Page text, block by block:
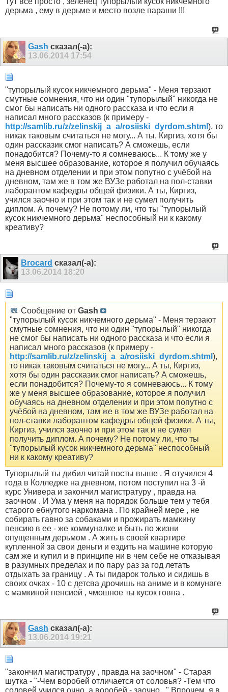
дерьма , ему в дерьме и место возле параши !!!
Gash сказал(-а):
13.06.2014 17:54
"тупорылый кусок никчемного дерьма" - Меня терзают
смутные сомнения, что ни один "тупорылый" никогда не
смог бы написать ни одного рассказа и что если я
написал много рассказов (к примеру -
http://samlib.ru/z/zelinskij_a_a/rosiiski_dyrdom.shtml ), то
никак таковым считаться не могу... А ты, Киргиз, хотя бы
один рассказик смог написать? А сможешь, если
понадобится? Почему-то я сомневаюсь... К тому же у
меня высшее образование, которое я получил обучаясь
на дневном отделении и при этом попутно с учёбой на
дневном, там же в том же ВУЗе работал на пол-ставки
лаборантом кафедры общей физики. А ты, Киргиз,
учился заочно и при этом так и не сумел получить
диплом. А почему? Не потому ли, что ты "тупорылый
кусок никчемного дерьма" неспособный ни к какому
креативу?
Brocard сказал(-а):
13.06.2014 18:20
Сообщение от Gash
"тупорылый кусок никчемного дерьма" - Меня терзают
смутные сомнения, что ни один "тупорылый" никогда
не смог бы написать ни одного рассказа и что если я
написал много рассказов (к примеру -
http://samlib.ru/z/zelinskij_a_a/rosiiski_dyrdom.shtml ),
то никак таковым считаться не могу... А ты, Киргиз,
хотя бы один рассказик смог написать? А сможешь,
если понадобится? Почему-то я сомневаюсь... К тому
же у меня высшее образование, которое я получил
обучаясь на дневном отделении и при этом попутно с
учёбой на дневном, там же в том же ВУЗе работал на
пол-ставки лаборантом кафедры общей физики. А ты,
Киргиз, учился заочно и при этом так и не сумел
получить диплом. А почему? Не потому ли, что ты
"тупорылый кусок никчемного дерьма" неспособный
ни к какому креативу?
Тупорылый ты дибил читай посты выше . Я отучился 4
года в Колледже на дневном, потом поступил на 3 -й
курс Универа и закончил магистратуру , правда на
заочном . И Ума у меня на порядок больше тем у тебя
старого ебнутого наркомана . По крайней мере , не
собирать гавно за собаками и прожирать мамкину
пенсию в ее - же коммуналке и быть по жизни
опущенным дерьмом . А жить в своей квартире
купленной за свои деньги и ездить на машине которую
сам же и купил и в принципе ни в чем себе не отказывая
в разумных пределах и по пару раз за год летать
отдыхать за границу . А ты пидарок только и сидишь в
своих очках - 10 с детсва дрочишь на аниме и в комунаге
с мамкиной пенсией , чмошное ты кусок говна .
Gash сказал(-а):
13.06.2014 19:21
"закончил магистратуру , правда на заочном" - Старая
шутка - "-Чем воробей отличается от соловья? -Тем что
соловей учился очно, а воробей - заочно..." Впрочем, я в